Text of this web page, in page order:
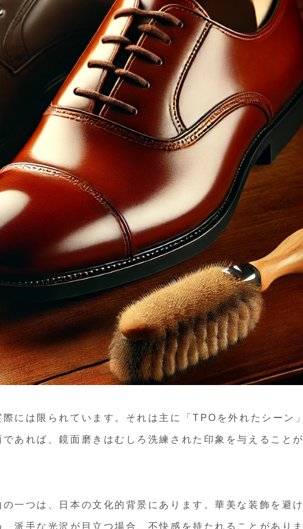
には限られています。それは主に「TPOを外れたシーン」
あれば、鏡面磨きはむしろ洗練された印象を与えることが
一つは、日本の文化的背景にあります。華美な装飾を避け
派手な光沢が目立つ場合、不快感を持たれることがありま